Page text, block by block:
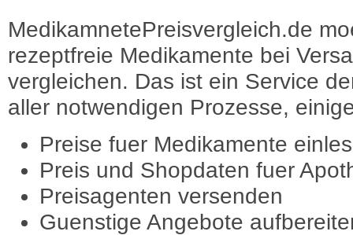
MedikamnetePreisvergleich.de
rezeptfreie Medikamente bei
vergleichen. Das ist ein Service
aller notwendigen Prozesse,
Preise fuer Medikamente
Preis und Shopdaten fuer
Preisagenten versenden
Guenstige Angebote